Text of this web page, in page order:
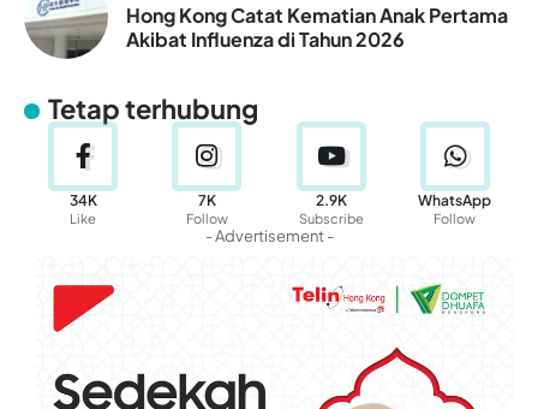
Hong Kong Catat Kematian Anak Pertama
Akibat Influenza di Tahun 2026
Tetap terhubung
34K
Like
7K
Follow
2.9K
Subscribe
WhatsApp
Follow
- Advertisement -